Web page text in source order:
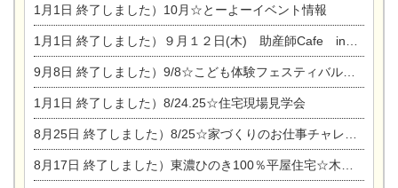
1月1日 終了しました）10月☆とーよーイベント情報
1月1日 終了しました）９月１２日(木) 助産師Cafe in東陽住建
9月8日 終了しました）9/8☆こども体験フェスティバル☆一宮市民会館
1月1日 終了しました）8/24.25☆住宅現場見学会
8月25日 終了しました）8/25☆家づくりのお仕事チャレンジ
8月17日 終了しました）東濃ひのき100％平屋住宅☆木の家完成見学会